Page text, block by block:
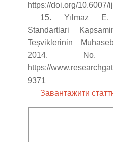
https://doi.org/10.6007/
15. Yılmaz E.
Standartlari
Teşviklerinin
2014.
https://
9371
Завантажити